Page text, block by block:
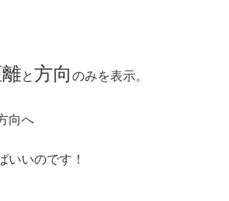
と方向 のみを表示。
向へ
いいのです！